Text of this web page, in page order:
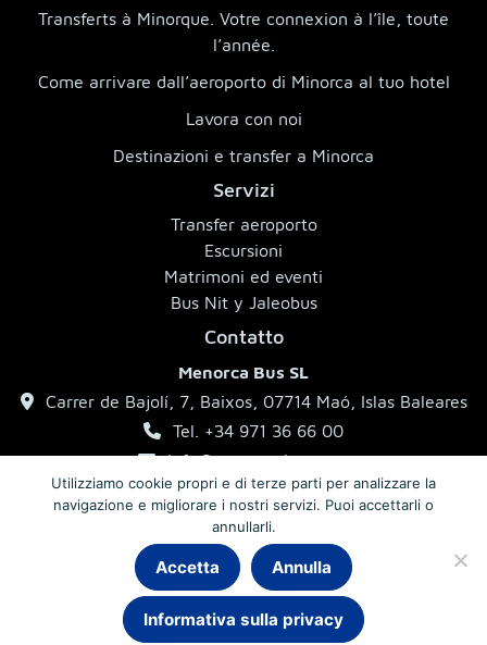
Transferts à Minorque. Votre connexion à l’île, toute
l’année.
Come arrivare dall’aeroporto di Minorca al tuo hotel
Lavora con noi
Destinazioni e transfer a Minorca
Servizi
Transfer aeroporto
Escursioni
Matrimoni ed eventi
Bus Nit y Jaleobus
Contatto
Menorca Bus SL
Carrer de Bajolí, 7, Baixos, 07714 Maó, Islas Baleares
Tel. +34 971 36 66 00
info@menorcabus.com
Note legali Informativa sulla privacy Condizioni generali
© 2026 MenorcaBus · Autobus a Minorca
Utilizziamo cookie propri e di terze parti per analizzare la
navigazione e migliorare i nostri servizi. Puoi accettarli o
annullarli.
Accetta Annulla
Informativa sulla privacy